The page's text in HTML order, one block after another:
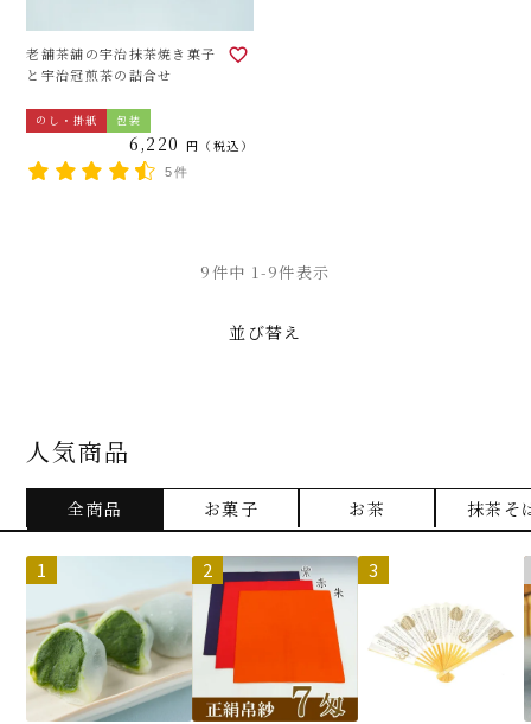
老舗茶舗の宇治抹茶焼き菓子
と宇治冠煎茶の詰合せ
のし・掛紙 包装
6,220 税込
5件
並び替え
9件中 1-9件表示
人気商品
全商品 お菓子 お茶 抹茶そ